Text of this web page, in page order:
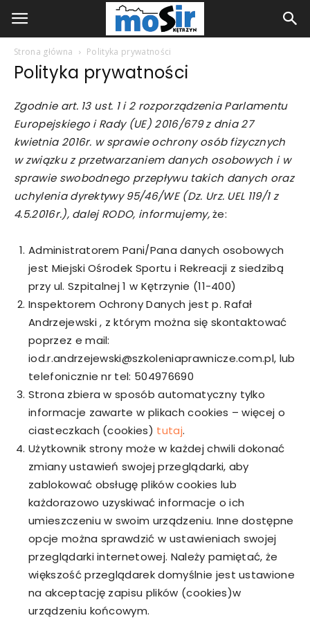
Strona główna Polityka prywatności
Polityka prywatności
Zgodnie art. 13 ust. 1 i 2 rozporządzenia Parlamentu
Europejskiego i Rady (UE) 2016/679 z dnia 27
kwietnia 2016r. w sprawie ochrony osób fizycznych
w związku z przetwarzaniem danych osobowych i w
sprawie swobodnego przepływu takich danych oraz
uchylenia dyrektywy 95/46/WE (Dz. Urz. UEL 119/1 z
4.5.2016r.), dalej RODO, informujemy,że:
Administratorem Pani/Pana danych osobowych
jest Miejski Ośrodek Sportu i Rekreacji z siedzibą
przy ul. Szpitalnej 1 w Kętrzynie (11-400)
Inspektorem Ochrony Danych jest p. Rafał
Andrzejewski , z którym można się skontaktować
poprzez e mail:
iod.r.andrzejewski@szkoleniaprawnicze.com.pl, lub
telefonicznie nr tel: 504976690
Strona zbiera w sposób automatyczny tylko
informacje zawarte w plikach cookies – więcej o
ciasteczkach (cookies) tutaj.
Użytkownik strony może w każdej chwili dokonać
zmiany ustawień swojej przeglądarki, aby
zablokować obsługę plików cookies lub
każdorazowo uzyskiwać informacje o ich
umieszczeniu w swoim urządzeniu. Inne dostępne
opcje można sprawdzić w ustawieniach swojej
przeglądarki internetowej. Należy pamiętać, że
większość przeglądarek domyślnie jest ustawione
na akceptację zapisu plików (cookies)w
urządzeniu końcowym.